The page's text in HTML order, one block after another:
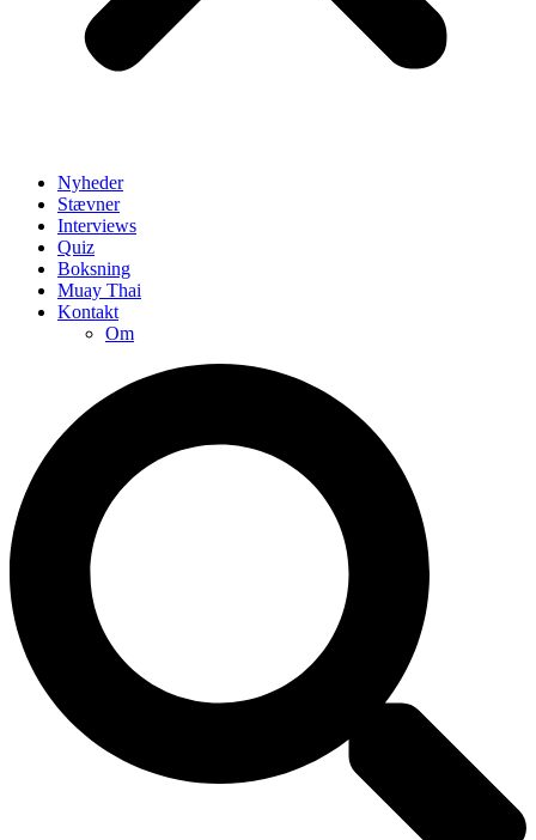
Nyheder
Stævner
Interviews
Quiz
Boksning
Muay Thai
Kontakt
Om